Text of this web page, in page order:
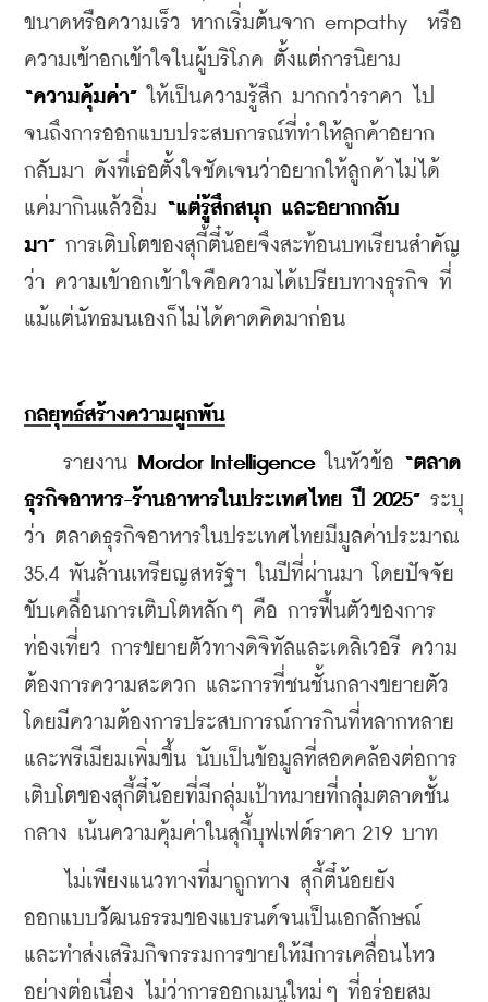
ขนาดหรือความเร็ว หากเริ่มต้นจาก empathy  หรือ
“ความคุ้มค่า” ให้เป็นความรู้สึก มากกว่าราคา ไป
จนถึงการออกแบบประสบการณ์ที่ทำให้ลูกค้าอยาก
กลับมา ดังที่เธอตั้งใจชัดเจนว่าอยากให้ลูกค้าไม่ได้
แค่มากินแล้วอิ่ม “แต่รู้สึกสนุก และอยากกลับ
มา” การเติบโตของสุกี้ตี๋น้อยจึงสะท้อนบทเรียนสำคัญ
ว่า ความเข้าอกเข้าใจคือความได้เปรียบทางธุรกิจ ที่
แม้แต่นัทธมนเองก็ไม่ได้คาดคิดมาก่อน
กลยุทธ์สร้างความผูกพัน
รายงาน Mordor Intelligence ในหัวข้อ “ตลาด
ธุรกิจอาหาร-ร้านอาหารในประเทศไทย ปี 2025” ระบุ
ว่า ตลาดธุรกิจอาหารในประเทศไทยมีมูลค่าประมาณ
35.4 พันล้านเหรียญสหรัฐฯ ในปีที่ผ่านมา โดยปัจจัย
ขับเคลื่อนการเติบโตหลักๆ คือ การฟื้นตัวของการ
ท่องเที่ยว การขยายตัวทางดิจิทัลและเดลิเวอรี ความ
ต้องการความสะดวก และการที่ชนชั้นกลางขยายตัว
โดยมีความต้องการประสบการณ์การกินที่หลากหลาย
และพรีเมียมเพิ่มขึ้น นับเป็นข้อมูลที่สอดคล้องต่อการ
เติบโตของสุกี้ตี๋น้อยที่มีกลุ่มเป้าหมายที่กลุ่มตลาดชั้น
กลาง เน้นความคุ้มค่าในสุกี้บุฟเฟต์ราคา 219 บาท
ไม่เพียงแนวทางที่มาถูกทาง สุกี้ตี๋น้อยยัง
ออกแบบวัฒนธรรมของแบรนด์จนเป็นเอกลักษณ์
และทำส่งเสริมกิจกรรมการขายให้มีการเคลื่อนไหว
อย่างต่อเนื่อง ไม่ว่าการออกเมนูใหม่ๆ ที่อร่อยสม